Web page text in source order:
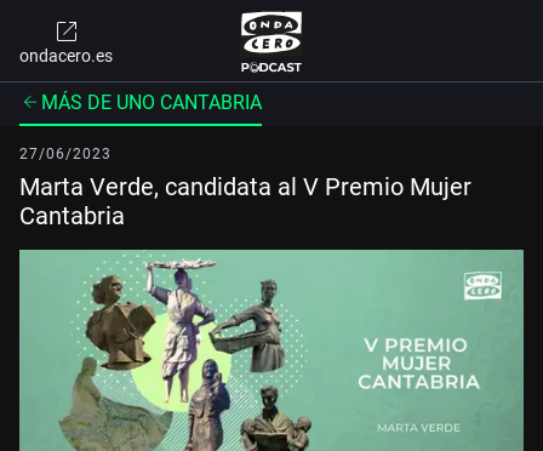
ondacero.es
MÁS DE UNO CANTABRIA
27/06/2023
Marta Verde, candidata al V Premio Mujer
Cantabria